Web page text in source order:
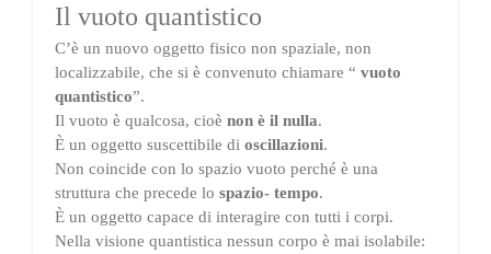
Il vuoto quantistico
C’è un nuovo oggetto fisico non spaziale, non
localizzabile, che si è convenuto chiamare “ vuoto
quantistico”.
Il vuoto è qualcosa, cioè non è il nulla.
È un oggetto suscettibile di oscillazioni.
Non coincide con lo spazio vuoto perché è una
struttura che precede lo spazio- tempo.
È un oggetto capace di interagire con tutti i corpi.
Nella visione quantistica nessun corpo è mai isolabile: